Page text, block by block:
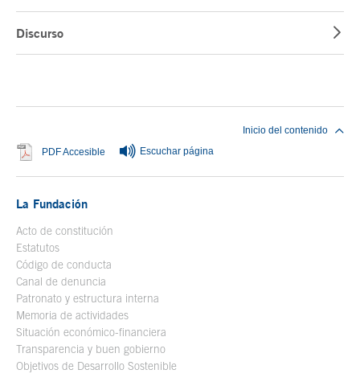
Discurso
PDF Accesible Se abre en ventana nueva
Escuchar página
Inicio del contenido
La Fundación
Acto de constitución
Estatutos
Código de conducta
Canal de denuncia
Patronato y estructura interna
Memoria de actividades
Situación económico-financiera
Transparencia y buen gobierno
Objetivos de Desarrollo Sostenible